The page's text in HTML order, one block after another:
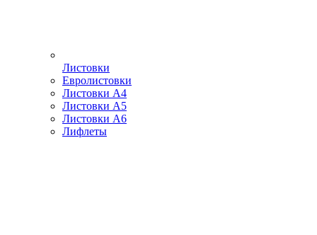
Листовки
Евролистовки
Листовки А4
Листовки А5
Листовки А6
Лифлеты